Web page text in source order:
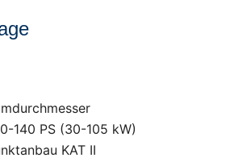
140 PS (30-105 kW)
KAT II